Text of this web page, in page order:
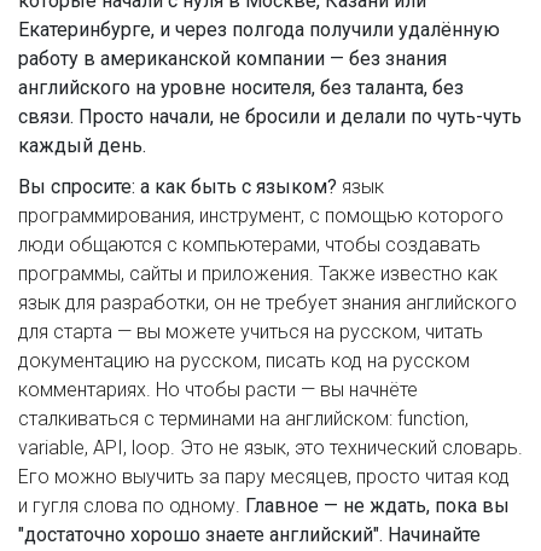
Екатеринбурге, и через полгода получили удалённую
работу в американской компании — без знания
английского на уровне носителя, без таланта, без
связи. Просто начали, не бросили и делали по чуть-чуть
каждый день.
Вы спросите: а как быть с языком? язык
программирования, инструмент, с помощью которого
люди общаются с компьютерами, чтобы создавать
программы, сайты и приложения. Также известно как
язык для разработки, он не требует знания английского
для старта — вы можете учиться на русском, читать
документацию на русском, писать код на русском
комментариях. Но чтобы расти — вы начнёте
сталкиваться с терминами на английском: function,
variable, API, loop. Это не язык, это технический словарь.
Его можно выучить за пару месяцев, просто читая код
и гугля слова по одному. Главное — не ждать, пока вы
"достаточно хорошо знаете английский". Начинайте